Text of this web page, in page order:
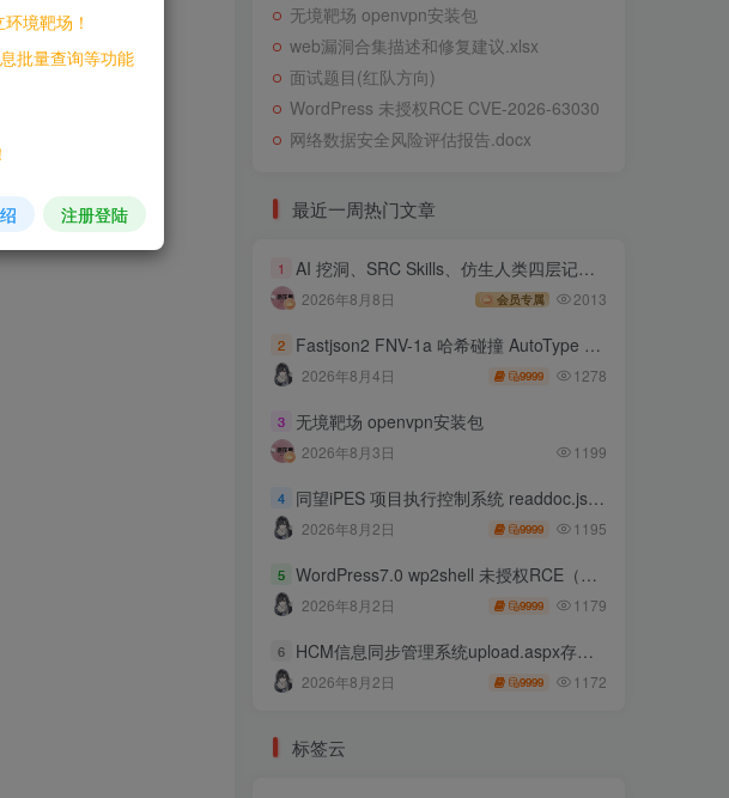
无境靶场 openvpn安装包
web漏洞合集描述和修复建议.xlsx
面试题目(红队方向)
WordPress 未授权RCE CVE-2026-63030
网络数据安全风险评估报告.docx
最近一周热门文章
1 AI 挖洞、SRC Skills、仿生人类四层记忆系统
2026年8月8日 会员专属 2013
2 Fastjson2 FNV-1a 哈希碰撞 AutoType 绕过远程代码执行
2026年8月4日 9999 1278
3 无境靶场 openvpn安装包
2026年8月3日 1199
4 同望iPES 项目执行控制系统 readdoc.jsp存在任意文件读取
2026年8月2日 9999 1195
5 WordPress7.0 wp2shell 未授权RCE（CVE-2026-63030 CVE-2026-60137）
2026年8月2日 9999 1179
6 HCM信息同步管理系统upload.aspx存在任意文件上传
2026年8月2日 9999 1172
标签云
境靶场！
批量查询等功能
注册登陆